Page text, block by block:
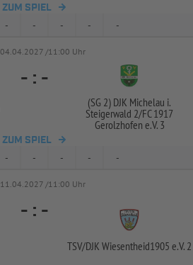
ZUM SPIEL
- - - - -
04.04.2027 /11:00 Uhr
- : -
(SG 2) DJK Michelau i.
Steigerwald 2/FC 1917
Gerolzhofen e.V. 3
ZUM SPIEL
- - - - -
11.04.2027 /11:00 Uhr
- : -
TSV/DJK Wiesentheid1905 e.V. 2